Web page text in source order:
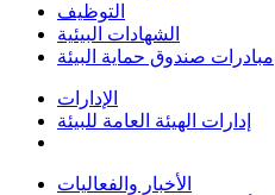
التوظيف
الشهادات البيئية
مبادرات صندوق حماية البيئة
الإدارات
إدارات الهيئة العامة للبيئة
الأخبار والفعاليات